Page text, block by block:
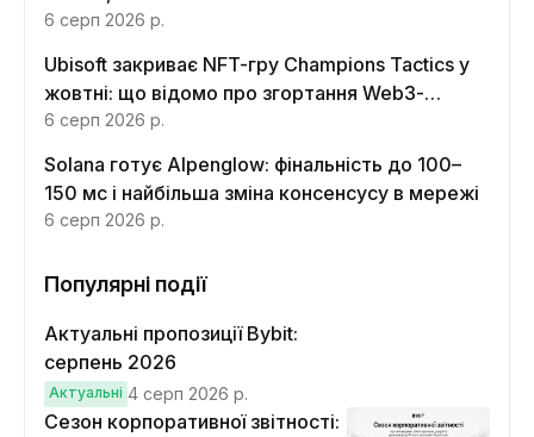
6 серп 2026 р.
Ubisoft закриває NFT-гру Champions Tactics у
жовтні: що відомо про згортання Web3-
функцій
6 серп 2026 р.
Solana готує Alpenglow: фінальність до 100–
150 мс і найбільша зміна консенсусу в мережі
6 серп 2026 р.
Популярні події
Актуальні пропозиції Bybit:
серпень 2026
Актуальні 4 серп 2026 р.
Сезон корпоративної звітності: